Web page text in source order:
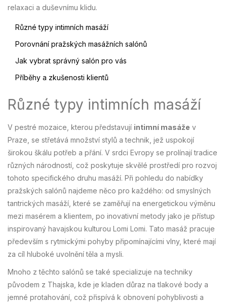
relaxaci a duševnímu klidu.
Různé typy intimních masáží
Porovnání pražských masážních salónů
Jak vybrat správný salón pro vás
Příběhy a zkušenosti klientů
Různé typy intimních masáží
V pestré mozaice, kterou představují intimní masáže v
Praze, se střetává množství stylů a technik, jež uspokojí
širokou škálu potřeb a přání. V srdci Evropy se prolínají tradice
různých národností, což poskytuje skvělé prostředí pro rozvoj
tohoto specifického druhu masáží. Při pohledu do nabídky
pražských salónů najdeme něco pro každého: od smyslných
tantrických masáží, které se zaměřují na energetickou výměnu
mezi masérem a klientem, po inovativní metody jako je přístup
inspirovaný havajskou kulturou Lomi Lomi. Tato masáž pracuje
především s rytmickými pohyby připomínajícími vlny, které mají
za cíl hluboké uvolnění těla a mysli.
Mnoho z těchto salónů se také specializuje na techniky
původem z Thajska, kde je kladen důraz na tlakové body a
jemné protahování, což přispívá k obnovení pohyblivosti a